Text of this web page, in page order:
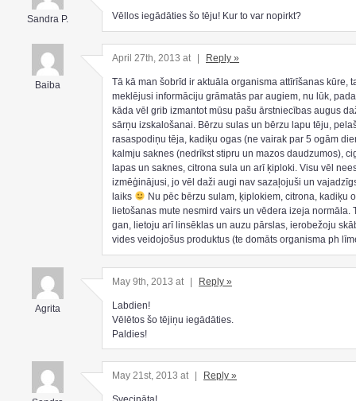
Sandra P. Vēllos iegādāties šo tēju! Kur to var nopirkt?
Baiba
April 27th, 2013 at Reply »
Tā kā man šobrīd ir aktuāla organisma attīrīšanas kūre,
meklējusi informāciju grāmatās par augiem, nu lūk,
kāda vēl grib izmantot mūsu pašu ārstniecības augus
sārņu izskalošanai. Bērzu sulas un bērzu lapu tēju,
rasaspodiņu tēja, kadiķu ogas (ne vairak par 5 ogām
kalmju saknes (nedrīkst stipru un mazos daudzumos),
lapas un saknes, citrona sula un arī ķiploki. Visu vēl
izmēģinājusi, jo vēl daži augi nav sazaļojuši un
laiks
Nu pēc bērzu sulam, ķiplokiem, citrona, kadiķu
lietošanas mute nesmird vairs un vēdera izeja normāla.
gan, lietoju arī linsēklas un auzu pārslas, ierobežoju
vides veidojošus produktus (te domāts organisma ph
Agrita
May 9th, 2013 at | Reply »
Labdien!
Vēlētos šo tējiņu iegādāties.
Paldies!
May 21st, 2013 at Reply »